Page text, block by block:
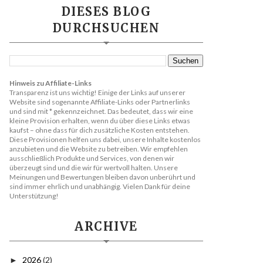
DIESES BLOG
DURCHSUCHEN
Hinweis zu Affiliate-Links
Transparenz ist uns wichtig! Einige der Links auf unserer
Website sind sogenannte Affiliate-Links oder Partnerlinks
und sind mit * gekennzeichnet. Das bedeutet, dass wir eine
kleine Provision erhalten, wenn du über diese Links etwas
kaufst – ohne dass für dich zusätzliche Kosten entstehen.
Diese Provisionen helfen uns dabei, unsere Inhalte kostenlos
anzubieten und die Website zu betreiben. Wir empfehlen
ausschließlich Produkte und Services, von denen wir
überzeugt sind und die wir für wertvoll halten. Unsere
Meinungen und Bewertungen bleiben davon unberührt und
sind immer ehrlich und unabhängig. Vielen Dank für deine
Unterstützung!
ARCHIVE
► 2026(2)